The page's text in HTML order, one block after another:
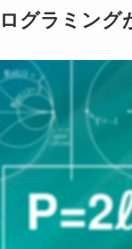
グラミング